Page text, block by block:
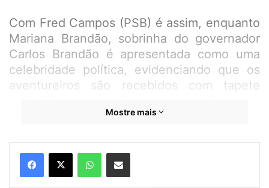
Com Fred Campos (PSB) é assim, enquanto
Mariana Brandão, sobrinha do governador
Carlos Brandão é apresentada como uma
celebridade política, evidenciando que os
aventureiros são recebidos com tapete
mobilizações sob o sol rachando e o cheiro
planejados nos bastidores para promover
seus aliados.
Mostre mais